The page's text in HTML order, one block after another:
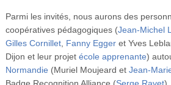
Parmi les invités, nous aurons des
coopératives pédagogiques (Jean-Michel
Gilles Cornillet, Fanny Eggeret Yves
Dijon et leur projet école apprenante)
Normandie (Muriel Moujeard et Jean-
Badge Recognition Alliance (Serge Ravet